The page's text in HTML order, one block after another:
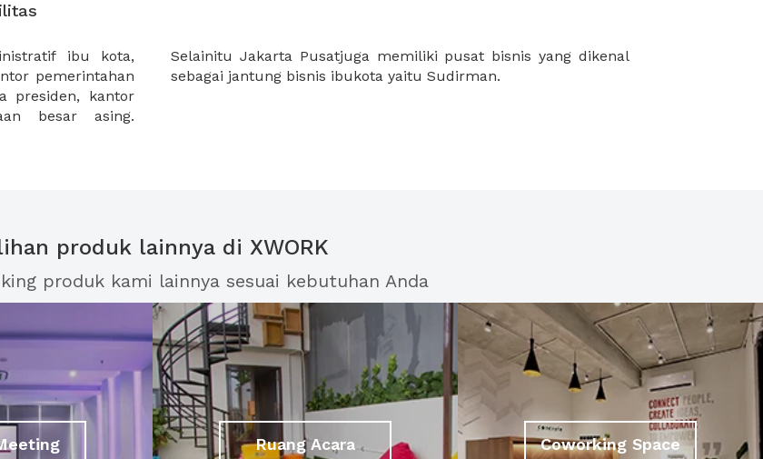
ibu kota,
pemerintahan
presiden, kantor
besar asing.
yang dikenal
sebagai jantung bisnis ibukota yaitu Sudirman.
produk lainnya di XWORK
produk kami lainnya sesuai kebutuhan Anda
Ruang Acara Coworking Space